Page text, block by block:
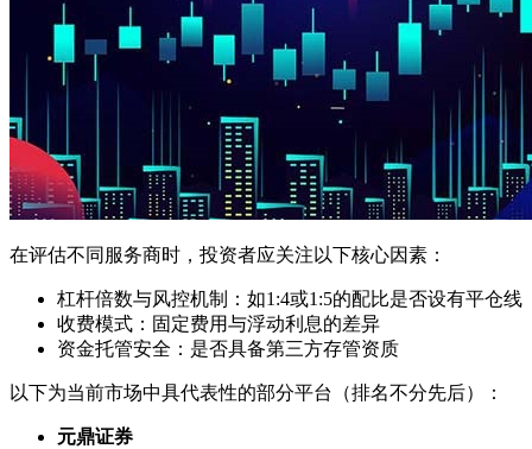
在评估不同服务商时，投资者应关注以下核心因素：
杠杆倍数与风控机制：如1:4或1:5的配比是否设有平仓线
收费模式：固定费用与浮动利息的差异
资金托管安全：是否具备第三方存管资质
以下为当前市场中具代表性的部分平台（排名不分先后）：
元鼎证券